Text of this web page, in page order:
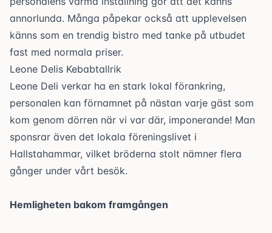
annorlunda. Många påpekar också att upplevelsen
känns som en trendig bistro med tanke på utbudet
fast med normala priser.
Leone Delis Kebabtallrik
Leone Deli verkar ha en stark lokal förankring,
personalen kan förnamnet på nästan varje gäst som
kom genom dörren när vi var där, imponerande! Man
sponsrar även det lokala föreningslivet i
Hallstahammar, vilket bröderna stolt nämner flera
gånger under vårt besök.
Hemligheten bakom framgången